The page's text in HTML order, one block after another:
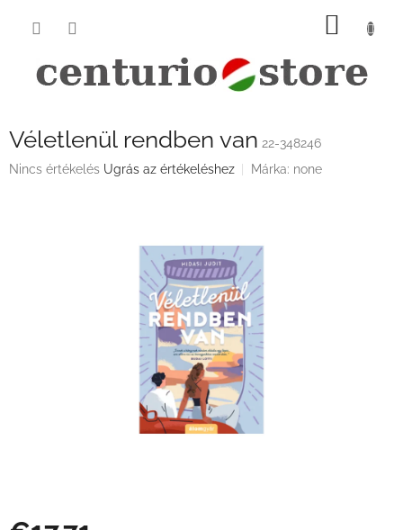
KOSÁR
Véletlenül rendben van 22-348246
A
Nincs értékelés Ugrás az értékeléshez Márka: none